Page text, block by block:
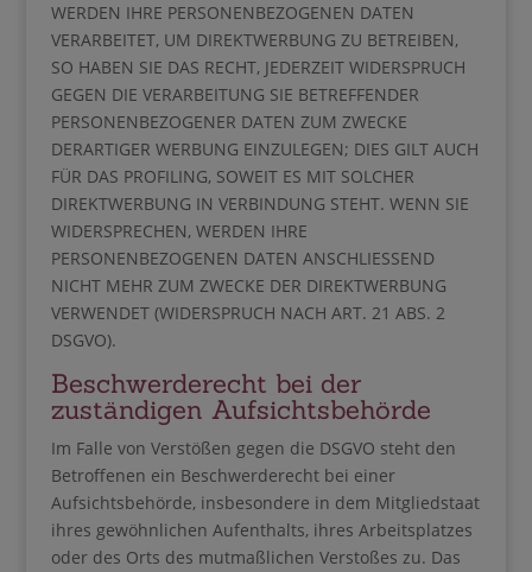
WERDEN IHRE PERSONENBEZOGENEN DATEN
VERARBEITET, UM DIREKTWERBUNG ZU BETREIBEN,
SO HABEN SIE DAS RECHT, JEDERZEIT WIDERSPRUCH
GEGEN DIE VERARBEITUNG SIE BETREFFENDER
PERSONENBEZOGENER DATEN ZUM ZWECKE
DERARTIGER WERBUNG EINZULEGEN; DIES GILT AUCH
FÜR DAS PROFILING, SOWEIT ES MIT SOLCHER
DIREKTWERBUNG IN VERBINDUNG STEHT. WENN SIE
WIDERSPRECHEN, WERDEN IHRE
PERSONENBEZOGENEN DATEN ANSCHLIESSEND
NICHT MEHR ZUM ZWECKE DER DIREKTWERBUNG
VERWENDET (WIDERSPRUCH NACH ART. 21 ABS. 2
DSGVO).
Beschwerde­recht bei der
zuständigen Aufsichts­behörde
Im Falle von Verstößen gegen die DSGVO steht den
Betroffenen ein Beschwerderecht bei einer
Aufsichtsbehörde, insbesondere in dem Mitgliedstaat
ihres gewöhnlichen Aufenthalts, ihres Arbeitsplatzes
oder des Orts des mutmaßlichen Verstoßes zu. Das